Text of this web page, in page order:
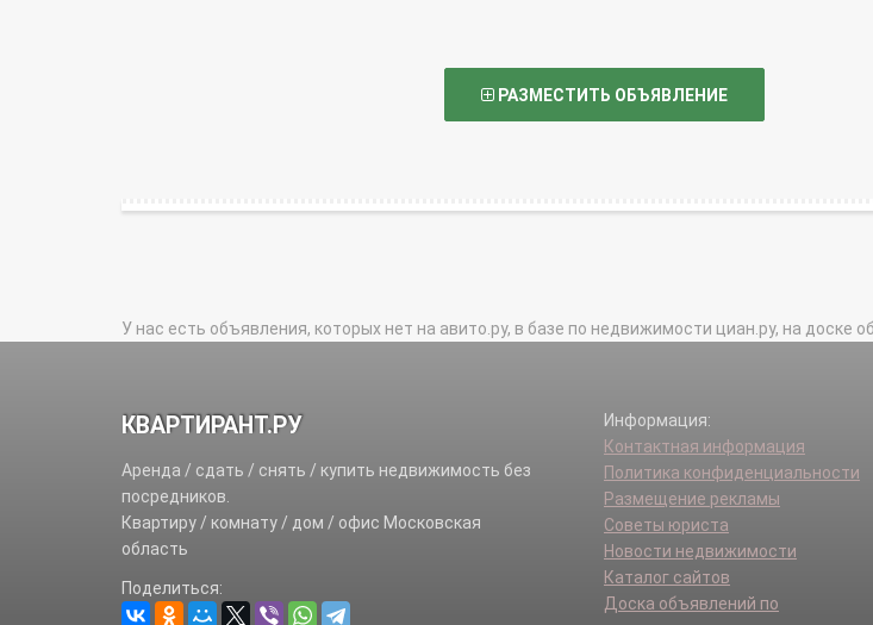
РАЗМЕСТИТЬ ОБЪЯВЛЕНИЕ
У нас есть объявления, которых нет на авито.ру, в базе по недвижимости циан.ру, на доске
КВАРТИРАНТ.РУ
Аренда / сдать / снять / купить недвижимость без
посредников.
Квартиру / комнату / дом / офис Московская
область
Поделиться:
Информация:
Контактная информация
Политика конфиденциальности
Размещение рекламы
Советы юриста
Новости недвижимости
Каталог сайтов
Доска объявлений по